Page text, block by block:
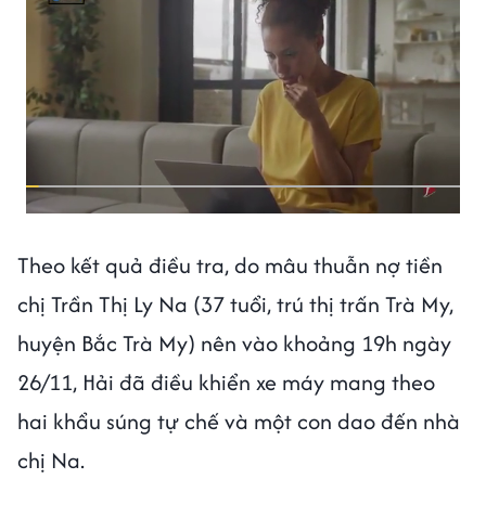
Theo kết quả điều tra, do mâu thuẫn nợ tiền
chị Trần Thị Ly Na (37 tuổi, trú thị trấn Trà My,
huyện Bắc Trà My) nên vào khoảng 19h ngày
26/11, Hải đã điều khiển xe máy mang theo
hai khẩu súng tự chế và một con dao đến nhà
chị Na.